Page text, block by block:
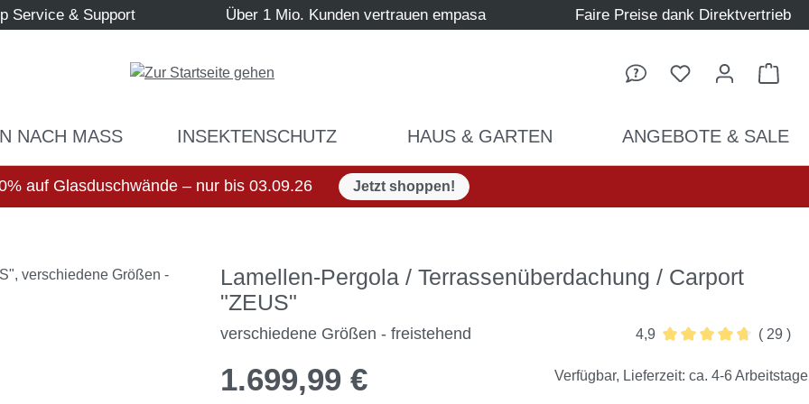
Service & Support Über 1 Mio. Kunden vertrauen empasa Faire Preise dank Direktvertrieb
NACH MASS INSEKTENSCHUTZ HAUS & GARTEN ANGEBOTE & SALE
auf Glasduschwände – nur bis 03.09.26 Jetzt shoppen!
Lamellen-Pergola / Terrassenüberdachung / Carport
"ZEUS"
verschiedene Größen - freistehend
4,9
( 29 )
1.699,99 € Verfügbar, Lieferzeit: ca. 4-6 Arbeitstage